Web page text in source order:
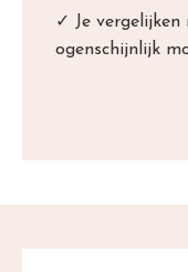
✓ Je vergelijken
ogenschijnlijk